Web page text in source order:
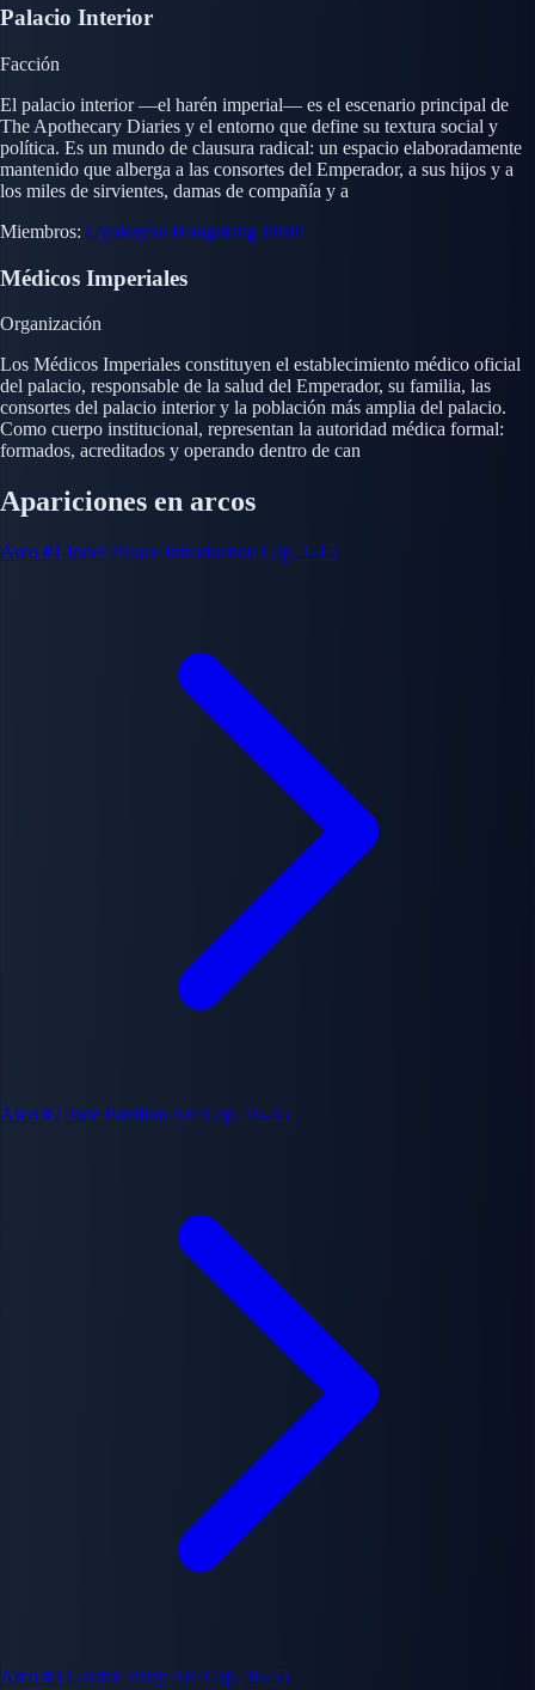
Palacio Interior
Facción
El palacio interior —el harén imperial— es el escenario principal de
The Apothecary Diaries y el entorno que define su textura social y
política. Es un mundo de clausura radical: un espacio elaboradamente
mantenido que alberga a las consortes del Emperador, a sus hijos y a
los miles de sirvientes, damas de compañía y a
Miembros: Gyokuyou Hongniang Jinshi
Médicos Imperiales
Organización
Los Médicos Imperiales constituyen el establecimiento médico oficial
del palacio, responsable de la salud del Emperador, su familia, las
consortes del palacio interior y la población más amplia del palacio.
Como cuerpo institucional, representan la autoridad médica formal:
formados, acreditados y operando dentro de can
Apariciones en arcos
Arco #1 Inner Palace Introduction Cap. 1-15
Arco #2 Jade Pavilion Arc Cap. 16-35
Arco #3 Garden Party Arc Cap. 36-55